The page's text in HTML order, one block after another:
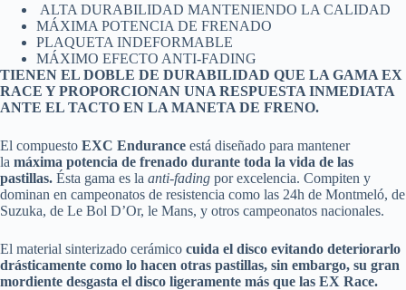
ALTA DURABILIDAD MANTENIENDO LA CALIDAD
MÁXIMA POTENCIA DE FRENADO
PLAQUETA INDEFORMABLE
MÁXIMO EFECTO ANTI-FADING
TIENEN EL DOBLE DE DURABILIDAD QUE LA GAMA EX
RACE Y PROPORCIONAN UNA RESPUESTA INMEDIATA
ANTE EL TACTO EN LA MANETA DE FRENO.
El compuesto EXC Endurance está diseñado para mantener
la máxima potencia de frenado durante toda la vida de las
pastillas. Ésta gama es la anti-fading por excelencia. Compiten y
dominan en campeonatos de resistencia como las 24h de Montmeló, de
Suzuka, de Le Bol D’Or, le Mans, y otros campeonatos nacionales.
El material sinterizado cerámico cuida el disco evitando deteriorarlo
drásticamente como lo hacen otras pastillas, sin embargo, su gran
mordiente desgasta el disco ligeramente más que las EX Race.